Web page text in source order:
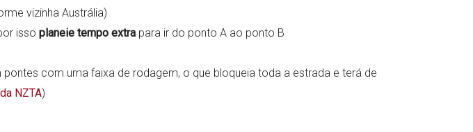
vizinha Austrália)
isso planeie tempo extra para ir do ponto A ao ponto B
com uma faixa de rodagem, o que bloqueia toda a estrada e terá de
NZTA)